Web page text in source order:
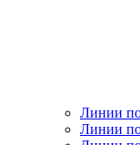
Линии
Линии по